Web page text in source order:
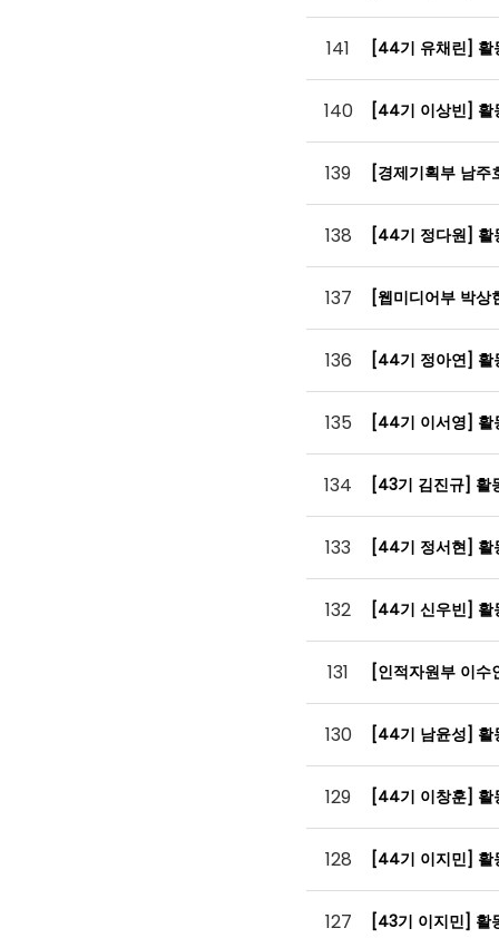
141 [44기 유채린]
140 [44기 이상빈]
139 [경제기획부 남
138 [44기 정다원]
137 [웹미디어부 박
136 [44기 정아연]
135 [44기 이서영]
134 [43기 김진규] 활
133 [44기 정서현]
132 [44기 신우빈]
131 [인적자원부 이
130 [44기 남윤성]
129 [44기 이창훈]
128 [44기 이지민]
127 [43기 이지민] 활